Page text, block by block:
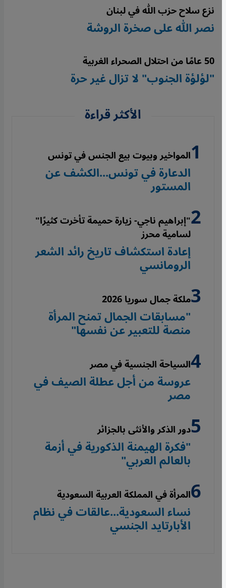
نزع سلاح حزب الله في لبنان
نصر الله على صخرة الروشة
50 عامًا من احتلال الصحراء الغربية
"لؤلؤة الجنوب" لا تزال غير حرة
الأكثر قراءة
المواخير وبيوت بيع الجنس في تونس
الدعارة في تونس...الكشف عن
المستور
"إبراهيم ناجي- زيارة حميمة تأخرت كثيرًا"
لسامية محرز
إعادة استكشاف تاريخ رائد الشعر
الرومانسي
ملكة جمال سوريا 2026
"مسابقات الجمال تمنح المرأة
منصة للتعبير عن نفسها"
السياحة الجنسية في مصر
عروسة من أجل عطلة الصيف في
مصر
دور الذكر والأنثى بالجزائر
"فكرة الهيمنة الذكورية في أزمة
بالعالم العربي"
المرأة في المملكة العربية السعودية
نساء السعودية...عالقات في نظام
الأبارتايد الجنسي